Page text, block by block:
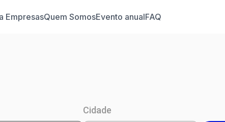
EmpresasQuem SomosEvento anualFAQ
Cidade